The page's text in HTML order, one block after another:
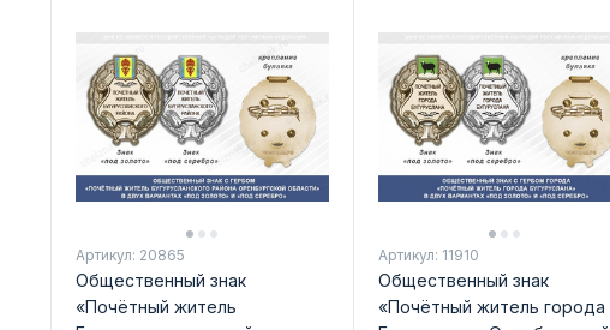
Артикул: 20865
Общественный знак
«Почётный житель
Артикул: 11910
Общественный знак
«Почётный житель города